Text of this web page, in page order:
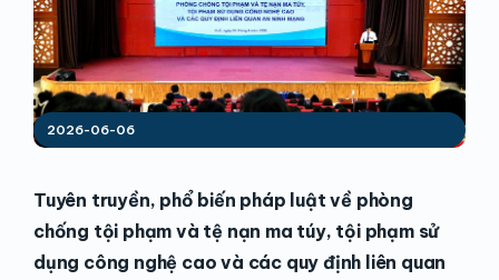
2026-06-06
Tuyên truyền, phổ biến pháp luật về phòng
chống tội phạm và tệ nạn ma túy, tội phạm sử
dụng công nghệ cao và các quy định liên quan